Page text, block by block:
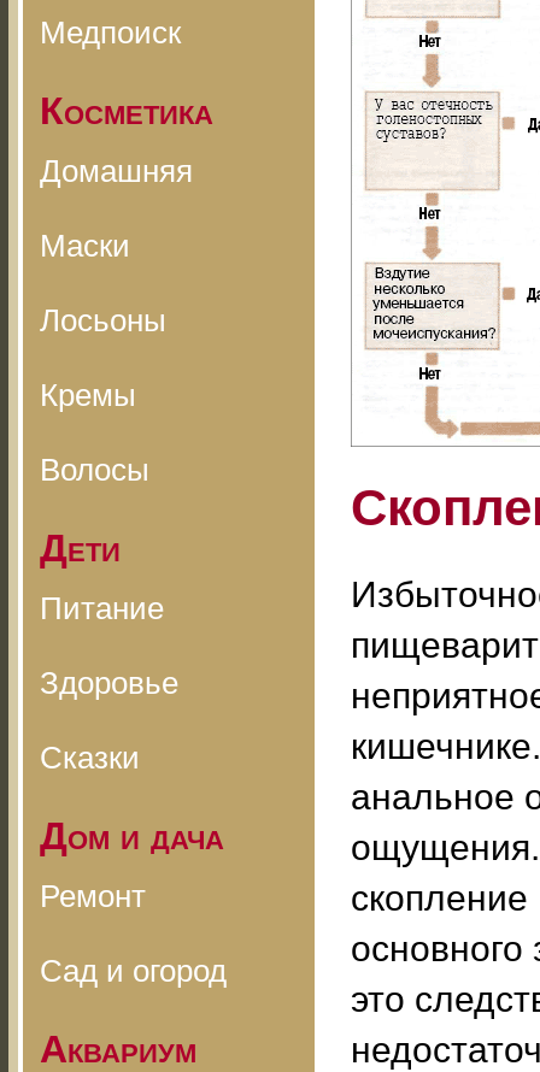
Медпоиск
Косметика
Домашняя
Маски
Лосьоны
Кремы
Волосы
Дети
Питание
Здоровье
Сказки
Дом и дача
Ремонт
Сад и огород
Аквариум
анальное
ощущения.
скопление
это